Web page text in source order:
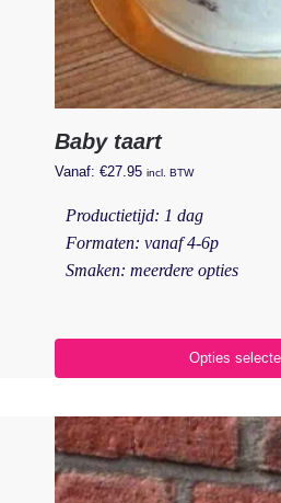
Baby taart
Vanaf: €27.95 incl. BTW
Productietijd: 1 dag
Formaten: vanaf 4-6p
Smaken: meerdere opties
Opties